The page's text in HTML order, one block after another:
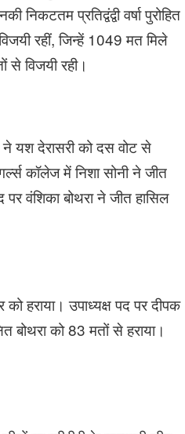
प्रतिद्वंद्वी वर्षा पुरोहित
रहीं, जिन्हें 1049 मत मिले
से विजयी रही।
ने यश देरासरी को दस वोट से
कॉलेज में निशा सोनी ने जीत
पर वंशिका बोथरा ने जीत हासिल
हराया। उपाध्यक्ष पद पर दीपक
बोथरा को 83 मतों से हराया।